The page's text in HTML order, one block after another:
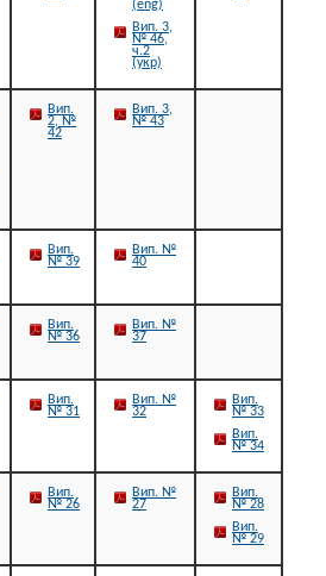
(eng)
Вип. 3,
№ 46,
ч.2
(укр)
Вип.
2, №
42
Вип. 3,
№ 43
Вип.
№ 39
Вип. №
40
Вип.
№ 36
Вип. №
37
Вип.
№ 31
Вип. №
32
Вип.
№ 33
Вип.
№ 34
Вип.
№ 26
Вип. №
27
Вип.
№ 28
Вип.
№ 29